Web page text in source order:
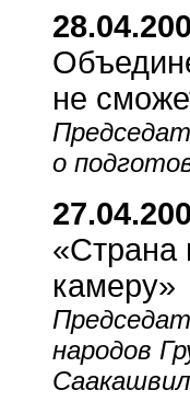
не
о
«Страна
камеру»
народов